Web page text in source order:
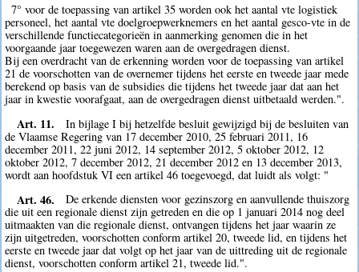
7° voor de toepassing van artikel 35 worden ook het aantal vte logistiek
personeel, het aantal vte doelgroepwerknemers en het aantal gesco-vte in de
verschillende functiecategorieën in aanmerking genomen die in het
voorgaande jaar toegewezen waren aan de overgedragen dienst.
Bij een overdracht van de erkenning worden voor de toepassing van artikel
21 de voorschotten van de overnemer tijdens het eerste en tweede jaar mede
berekend op basis van de subsidies die tijdens het tweede jaar dat aan het
jaar in kwestie voorafgaat, aan de overgedragen dienst uitbetaald werden.".
Art. 11.
In bijlage I bij hetzelfde besluit gewijzigd bij de besluiten van
de Vlaamse Regering van 17 december 2010, 25 februari 2011, 16
december 2011, 22 juni 2012, 14 september 2012, 5 oktober 2012, 12
oktober 2012, 7 december 2012, 21 december 2012 en 13 december 2013,
wordt aan hoofdstuk VI een artikel 46 toegevoegd, dat luidt als volgt: "
Art. 46.
De erkende diensten voor gezinszorg en aanvullende thuiszorg
die uit een regionale dienst zijn getreden en die op 1 januari 2014 nog deel
uitmaakten van die regionale dienst, ontvangen tijdens het jaar waarin ze
zijn uitgetreden, voorschotten conform artikel 20, tweede lid, en tijdens het
eerste en tweede jaar dat volgt op het jaar van de uittreding uit de regionale
dienst, voorschotten conform artikel 21, tweede lid.".